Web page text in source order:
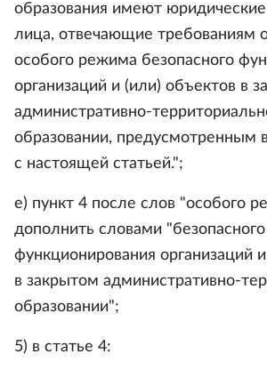
образования имеют
лица, отвечающие требованиям
особого режима безопасного
организаций и (или) объектов в
административно-
образовании, предусмотренным
с настоящей статьей.";
е) пункт 4 после слов "особого
дополнить словами "безопасного
функционирования организаций
в закрытом административно-
образовании";
5) в статье 4: